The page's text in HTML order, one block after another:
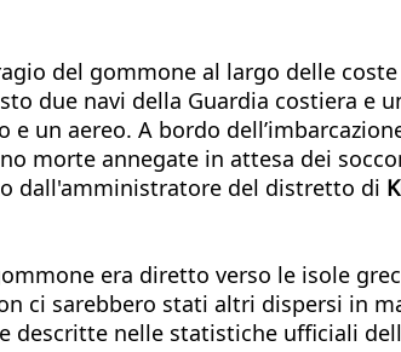
del gommone al largo delle
due navi della Guardia costiera e
un aereo. A bordo
morte annegate in attesa dei
dall'amministratore del distretto di
era diretto verso le isole
ci sarebbero stati altri dispersi in
descritte nelle statistiche ufficiali